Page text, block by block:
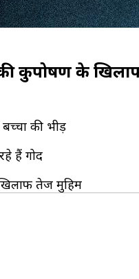
की कुपोषण के
की भीड़
हैं गोद
तेज मुहिम